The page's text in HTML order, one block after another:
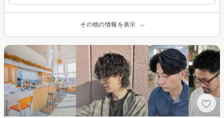
その他の情報を表示